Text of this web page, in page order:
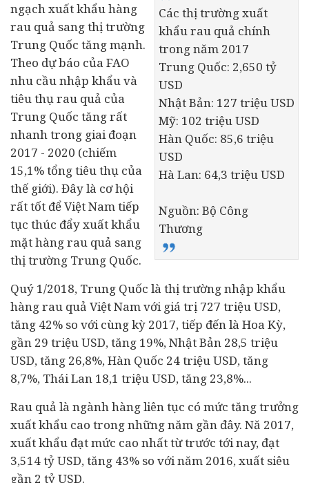
Các thị trường xuất
khẩu rau quả chính
trong năm 2017
Trung Quốc: 2,650 tỷ
USD
Nhật Bản: 127 triệu USD
Mỹ: 102 triệu USD
Hàn Quốc: 85,6 triệu
USD
Hà Lan: 64,3 triệu USD
Nguồn: Bộ Công
Thương
ngạch xuất khẩu hàng
rau quả sang thị trường
Trung Quốc tăng mạnh.
Theo dự báo của FAO
nhu cầu nhập khẩu và
tiêu thụ rau quả của
Trung Quốc tăng rất
nhanh trong giai đoạn
2017 - 2020 (chiếm
15,1% tổng tiêu thụ của
thế giới). Đây là cơ hội
rất tốt để Việt Nam tiếp
tục thúc đẩy xuất khẩu
mặt hàng rau quả sang
thị trường Trung Quốc.
Quý 1/2018, Trung Quốc là thị trường nhập khẩu
hàng rau quả Việt Nam với giá trị 727 triệu USD,
tăng 42% so với cùng kỳ 2017, tiếp đến là Hoa Kỳ,
gần 29 triệu USD, tăng 19%, Nhật Bản 28,5 triệu
USD, tăng 26,8%, Hàn Quốc 24 triệu USD, tăng
8,7%, Thái Lan 18,1 triệu USD, tăng 23,8%...
Rau quả là ngành hàng liên tục có mức tăng trưởng
xuất khẩu cao trong những năm gần đây. Nă 2017,
xuất khẩu đạt mức cao nhất từ trước tới nay, đạt
3,514 tỷ USD, tăng 43% so với năm 2016, xuất siêu
gần 2 tỷ USD.